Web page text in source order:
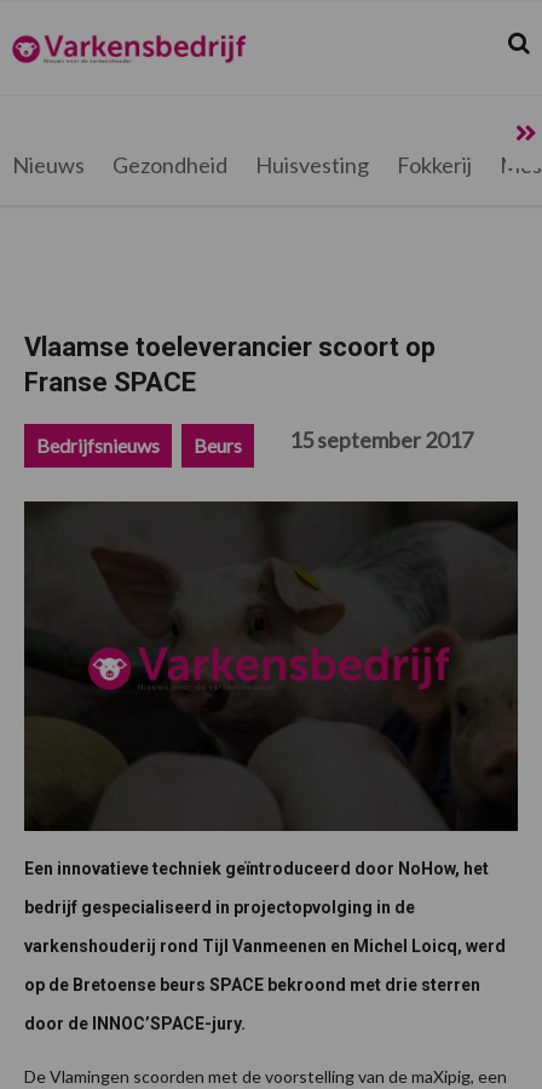
de
hoofdnavigatie
de
hoofd
de
eerste
de
voettekst
Varkensbedrijf.be
Nieuws Gezondheid Huisvesting Fokkerij
Vlaamse toeleverancier scoort op
Franse SPACE
Bedrijfsnieuws Beurs 15 september 2017
Een innovatieve techniek geïntroduceerd door NoHow, het
bedrijf gespecialiseerd in projectopvolging in de
varkenshouderij rond Tijl Vanmeenen en Michel Loicq, werd
op de Bretoense beurs SPACE bekroond met drie sterren
door de INNOC’SPACE-jury.
De Vlamingen scoorden met de voorstelling van de maXipig, een